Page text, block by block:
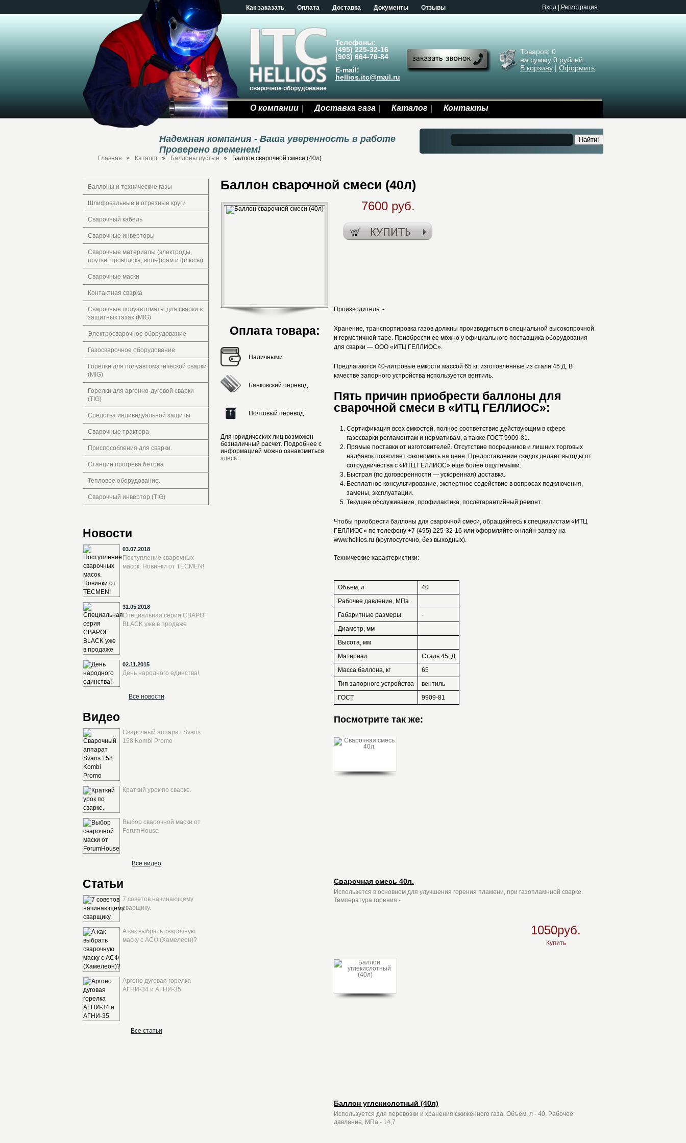
Как заказать Оплата Доставка Документы Отзывы Bход Регистрация
сварочное оборудование
Телефоны:
(495) 225-32-16
(903) 664-76-84
E-mail:
hellios.itc@mail.ru
Товаров: 0
на сумму 0 рублей.
В корзину | Оформить
О компании Доставка газа Каталог Контакты
Надежная компания - Ваша уверенность в работе
Проверено временем!
Найти!
Главная Каталог Баллоны пустые Баллон сварочной смеси (40л)
Баллоны и технические газы
Шлифовальные и отрезные круги
Сварочный кабель
Сварочные инверторы
Сварочные материалы (электроды,
прутки, проволока, вольфрам и флюсы)
Сварочные маски
Контактная сварка
Сварочные полуавтоматы для сварки в
защитных газах (MIG)
Электросварочное оборудование
Газосварочное оборудование
Горелки для полуавтоматической сварки
(MIG)
Горелки для аргонно-дуговой сварки
(TIG)
Средства индивидуальной защиты
Сварочные трактора
Приспособления для сварки.
Станции прогрева бетона
Тепловое оборудование.
Сварочный инвертор (TIG)
Новости
03.07.2018
Поступление сварочных
масок. Новинки от TECMEN!
31.05.2018
Специальная серия СВАРОГ
BLACK уже в продаже
02.11.2015
День народного единства!
Все новости
Видео
Сварочный аппарат Svaris
158 Kombi Promo
Краткий урок по сварке.
Выбор сварочной маски от
ForumHouse
Все видео
Статьи
7 советов начинающему
сварщику.
А как выбрать сварочную
маску с АСФ (Хамелеон)?
Аргоно дуговая горелка
АГНИ-34 и АГНИ-35
Все статьи
Баллон сварочной смеси (40л)
Оплата товара:
Наличными
Банковский перевод
Почтовый перевод
Для юридических лиц возможен
безналичный расчет. Подробнее с
информацией можно ознакомиться
здесь.
7600 руб.
Производитель: -
Хранение, транспортировка газов должны производиться в специальной высокопрочной
и герметичной таре. Приобрести ее можно у официального поставщика оборудования
для сварки — ООО «ИТЦ ГЕЛЛИОС».
Предлагаются 40-литровые емкости массой 65 кг, изготовленные из стали 45 Д. В
качестве запорного устройства используется вентиль.
Пять причин приобрести баллоны для
сварочной смеси в «ИТЦ ГЕЛЛИОС»:
Сертификация всех емкостей, полное соответствие действующим в сфере
газосварки регламентам и нормативам, а также ГОСТ 9909-81.
Прямые поставки от изготовителей. Отсутствие посредников и лишних торговых
надбавок позволяет сэкономить на цене. Предоставление скидок делает выгоды от
сотрудничества с «ИТЦ ГЕЛЛИОС» еще более ощутимыми.
Быстрая (по договоренности — ускоренная) доставка.
Бесплатное консультирование, экспертное содействие в вопросах подключения,
замены, эксплуатации.
Текущее обслуживание, профилактика, послегарантийный ремонт.
Чтобы приобрести баллоны для сварочной смеси, обращайтесь к специалистам «ИТЦ
ГЕЛЛИОС» по телефону +7 (495) 225-32-16 или оформляйте онлайн-заявку на
www.hellios.ru (круглосуточно, без выходных).
Технические характеристики:
Объем, л
40
Рабочее давление, МПа
Габаритные размеры:
-
Диаметр, мм
Высота, мм
Материал
Сталь 45, Д
Масса баллона, кг
65
Тип запорного устройства
вентиль
ГОСТ
9909-81
Посмотрите так же:
Сварочная смесь 40л.
Использется в основном для улучшения горения пламени, при газопламнной сварке.
Температура горения -
1050руб.
Купить
Баллон углекислотный (40л)
Используется для перевозки и хранения сжиженного газа. Объем, л - 40, Рабочее
давление, МПа - 14,7